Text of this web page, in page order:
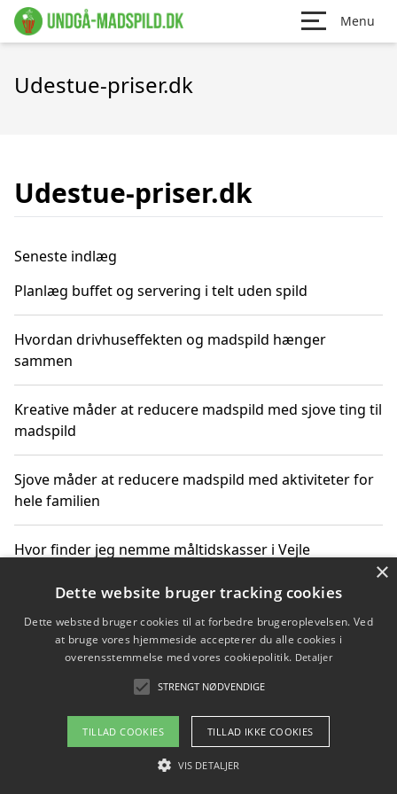
Menu
Udestue-priser.dk
Udestue-priser.dk
Seneste indlæg
Planlæg buffet og servering i telt uden spild
Hvordan drivhuseffekten og madspild hænger
sammen
Kreative måder at reducere madspild med sjove ting til
madspild
Sjove måder at reducere madspild med aktiviteter for
hele familien
Hvor finder jeg nemme måltidskasser i Vejle
Copyright 2026 - Pilanto Aps
Om / kontakt
Blog Betingelser
×
Dette website bruger tracking cookies
Dette websted bruger cookies til at forbedre brugeroplevelsen. Ved
at bruge vores hjemmeside accepterer du alle cookies i
overensstemmelse med vores cookiepolitik. Detaljer
STRENGT NØDVENDIGE
TILLAD COOKIES TILLAD IKKE COOKIES
VIS DETALJER